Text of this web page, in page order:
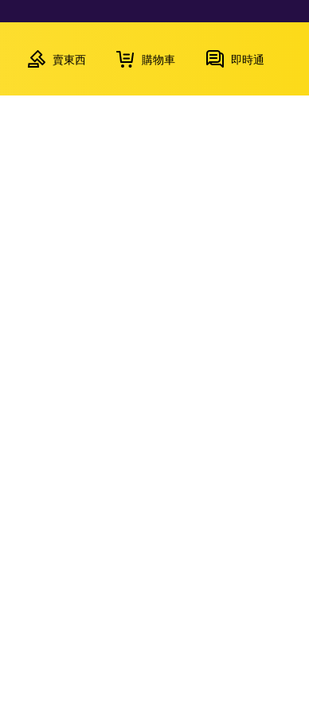
賣東西 購物車 即時通